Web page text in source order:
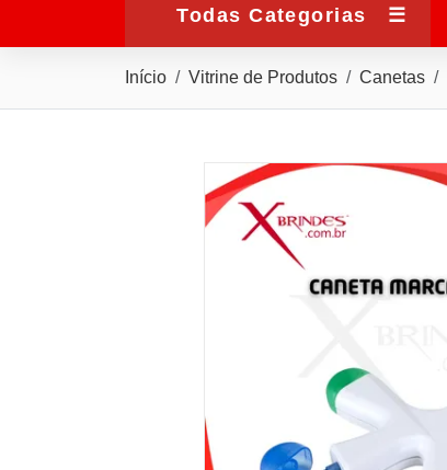
Todas Categorias ☰
Início Vitrine de Produtos Canetas